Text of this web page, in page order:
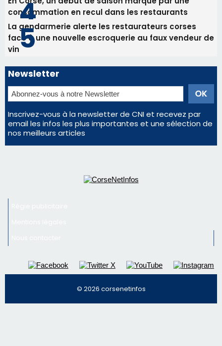
email les infos les plus importantes et une sélection de
nos meilleurs articles
Régie publicitaire
Nous contacter
© 2026 corsenetinfos